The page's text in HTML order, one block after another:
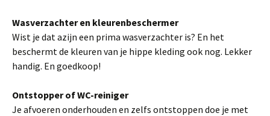
Wasverzachter en kleurenbeschermer
Wist je dat azijn een prima wasverzachter is? En het
beschermt de kleuren van je hippe kleding ook nog. Lekker
handig. En goedkoop!
Ontstopper of WC-reiniger
Je afvoeren onderhouden en zelfs ontstoppen doe je met